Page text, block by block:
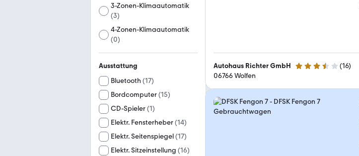
3-Zonen-Klimaautomatik
(3)
4-Zonen-Klimaautomatik
(0)
Ausstattung
Bluetooth (17)
Bordcomputer(15)
CD-Spieler(1)
Elektr. Fensterheber(14)
Elektr. Seitenspiegel(17)
Elektr. Sitzeinstellung (16)
Autohaus Richter GmbH 3.7 Sterne (16)
06766 Wolfen